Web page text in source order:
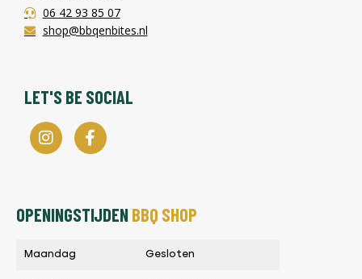
06 42 93 85 07
shop@bbqenbites.nl
LET'S BE SOCIAL
OPENINGSTIJDENBBQ SHOP
Maandag Gesloten